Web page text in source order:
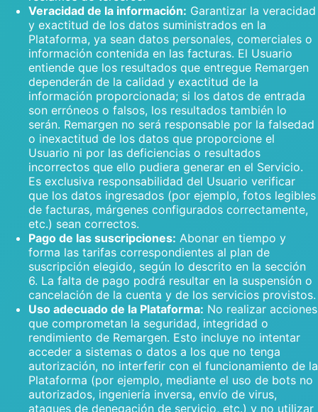
Veracidad de la información: Garantizar la veracidad
y exactitud de los datos suministrados en la
Plataforma, ya sean datos personales, comerciales o
información contenida en las facturas. El Usuario
entiende que los resultados que entregue Remargen
dependerán de la calidad y exactitud de la
información proporcionada; si los datos de entrada
son erróneos o falsos, los resultados también lo
serán. Remargen no será responsable por la falsedad
o inexactitud de los datos que proporcione el
Usuario ni por las deficiencias o resultados
incorrectos que ello pudiera generar en el Servicio.
Es exclusiva responsabilidad del Usuario verificar
que los datos ingresados (por ejemplo, fotos legibles
de facturas, márgenes configurados correctamente,
etc.) sean correctos.
Pago de las suscripciones: Abonar en tiempo y
forma las tarifas correspondientes al plan de
suscripción elegido, según lo descrito en la sección
6. La falta de pago podrá resultar en la suspensión o
cancelación de la cuenta y de los servicios provistos.
Uso adecuado de la Plataforma: No realizar acciones
que comprometan la seguridad, integridad o
rendimiento de Remargen. Esto incluye no intentar
acceder a sistemas o datos a los que no tenga
autorización, no interferir con el funcionamiento de la
Plataforma (por ejemplo, mediante el uso de bots no
autorizados, ingeniería inversa, envío de virus,
ataques de denegación de servicio, etc.) y no utilizar